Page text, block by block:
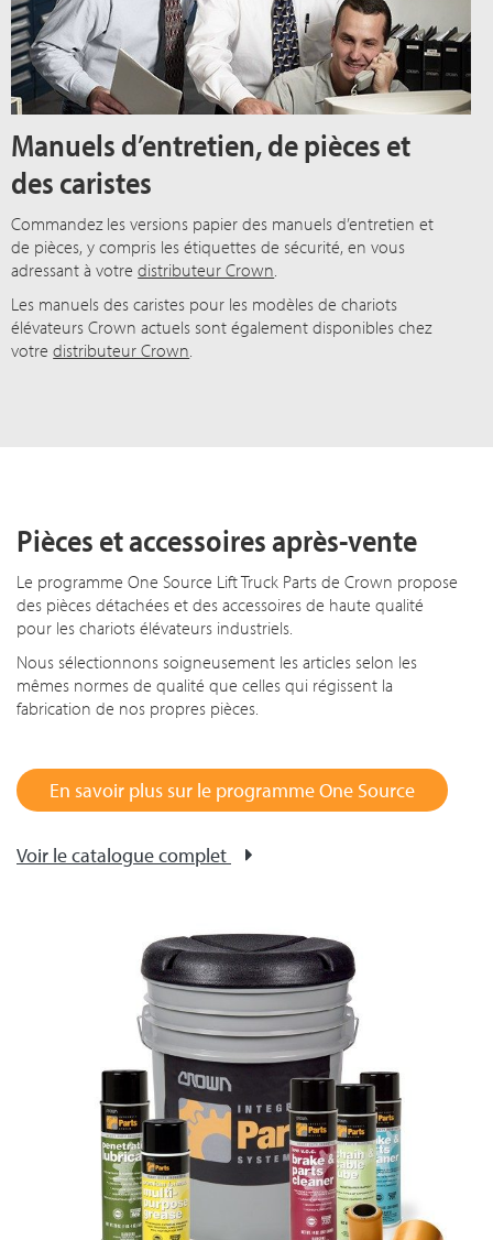
Manuels d’entretien, de pièces et
des caristes
Commandez les versions papier des manuels d’entretien et
de pièces, y compris les étiquettes de sécurité, en vous
adressant à votredistributeur Crown
Les manuels des caristes pour les modèles de chariots
élévateurs Crown actuels sont également disponibles chez
votredistributeur Crown
Pièces et accessoires après-vente
Le programme One Source Lift Truck Parts de Crown propose
des pièces détachées et des accessoires de haute qualité
pour les chariots élévateurs industriels.
Nous sélectionnons soigneusement les articles selon les
mêmes normes de qualité que celles qui régissent la
fabrication de nos propres pièces.
En savoir plus sur le programme One Source
Voir le catalogue complet